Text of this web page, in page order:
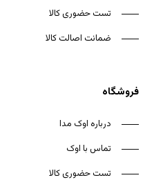
تست حضوری کالا
ضمانت اصالت کالا
فروشگاه
درباره اوک مدا
تماس با اوک
تست حضوری کالا